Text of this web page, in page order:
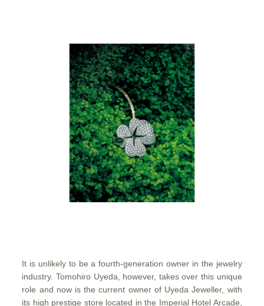
It is unlikely to be a fourth-generation owner in the jewelry
industry. Tomohiro Uyeda, however, takes over this unique
role and now is the current owner of Uyeda Jeweller, with
its high prestige store located in the Imperial Hotel Arcade,